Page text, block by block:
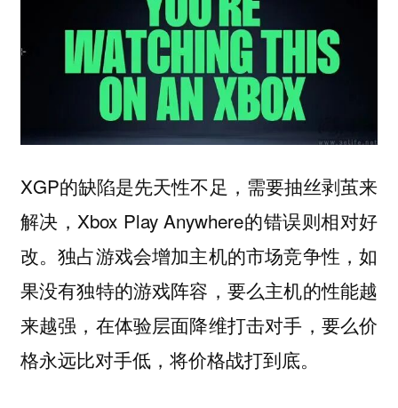
XGP的缺陷是先天性不足，需要抽丝剥茧来
解决，Xbox Play Anywhere的错误则相对好
改。独占游戏会增加主机的市场竞争性，如
果没有独特的游戏阵容，要么主机的性能越
来越强，在体验层面降维打击对手，要么价
格永远比对手低，将价格战打到底。